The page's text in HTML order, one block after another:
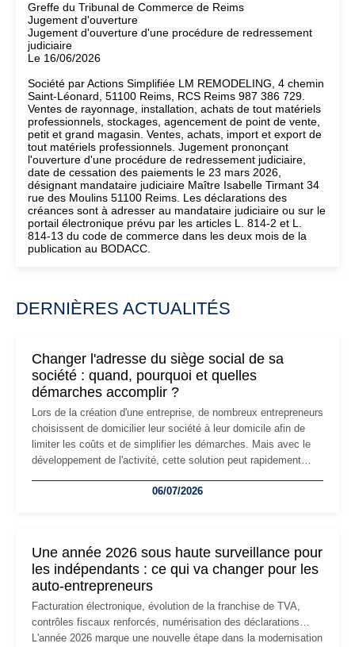
Greffe du Tribunal de Commerce de Reims
Jugement d'ouverture
Jugement d'ouverture d'une procédure de redressement
judiciaire
Le 16/06/2026
Société par Actions Simplifiée LM REMODELING, 4 chemin
Saint-Léonard, 51100 Reims, RCS Reims 987 386 729.
Ventes de rayonnage, installation, achats de tout matériels
professionnels, stockages, agencement de point de vente,
petit et grand magasin. Ventes, achats, import et export de
tout matériels professionnels. Jugement prononçant
l'ouverture d'une procédure de redressement judiciaire,
date de cessation des paiements le 23 mars 2026,
désignant mandataire judiciaire Maître Isabelle Tirmant 34
rue des Moulins 51100 Reims. Les déclarations des
créances sont à adresser au mandataire judiciaire ou sur le
portail électronique prévu par les articles L. 814-2 et L.
814-13 du code de commerce dans les deux mois de la
publication au BODACC.
DERNIÈRES ACTUALITÉS
Changer l'adresse du siège social de sa
société : quand, pourquoi et quelles
démarches accomplir ?
Lors de la création d'une entreprise, de nombreux entrepreneurs
choisissent de domicilier leur société à leur domicile afin de
limiter les coûts et de simplifier les démarches. Mais avec le
développement de l'activité, cette solution peut rapidement
professionnels, recrutement, image de marque… Le
06/07/2026
Une année 2026 sous haute surveillance pour
les indépendants : ce qui va changer pour les
auto-entrepreneurs
Facturation électronique, évolution de la franchise de TVA,
contrôles fiscaux renforcés, numérisation des déclarations…
L'année 2026 marque une nouvelle étape dans la modernisation